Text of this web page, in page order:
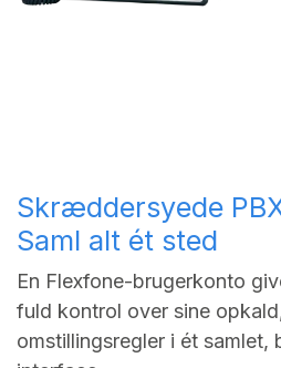
Skræddersyede
Saml alt ét sted
En Flexfone-brugerkonto
fuld kontrol over sine
omstillingsregler i ét samlet,